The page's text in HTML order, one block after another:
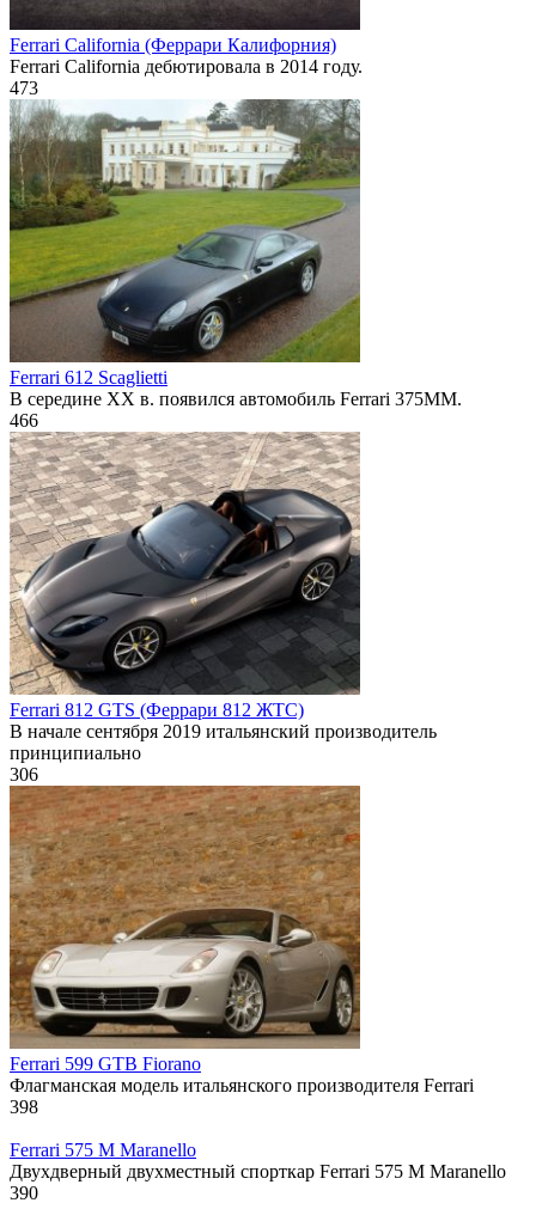
Ferrari California (Феррари Калифорния)
Ferrari California дебютировала в 2014 году.
473
Ferrari 612 Scaglietti
В середине XX в. появился автомобиль Ferrari 375MM.
466
Ferrari 812 GTS (Феррари 812 ЖТС)
В начале сентября 2019 итальянский производитель
принципиально
306
Ferrari 599 GTB Fiorano
Флагманская модель итальянского производителя Ferrari
398
Ferrari 575 M Maranello
Двухдверный двухместный спорткар Ferrari 575 M Maranello
390